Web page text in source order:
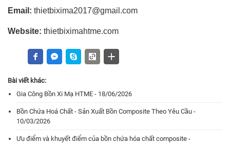
Email: thietbixima2017@gmail.com
Website: thietbiximahtme.com
Bài viết khác:
Gia Công Bồn Xi Mạ HTME - 18/06/2026
Bồn Chứa Hoá Chất - Sản Xuất Bồn Composite Theo Yêu Cầu -
10/03/2026
Ưu điểm và khuyết điểm của bồn chứa hóa chất composite -